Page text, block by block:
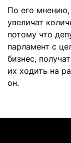
По его
увеличат
потому что
парламент с
бизнес,
их ходить на
он.